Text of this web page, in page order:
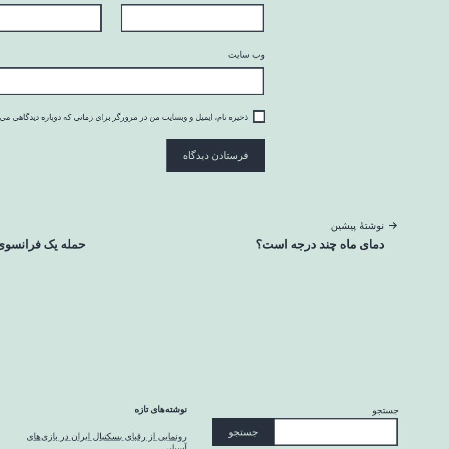
وب‌ سایت
ذخیره نام، ایمیل و وبسایت من در مرورگر برای زمانی که دوباره دیدگاهی
راهبری
نوشتهٔ پیشین
دمای ماه چند درجه است؟
حمله یک
جستجو
جستجو
نوشته‌های تازه
رونمایی از رقبای بسکتبال ایران در بازی‌های